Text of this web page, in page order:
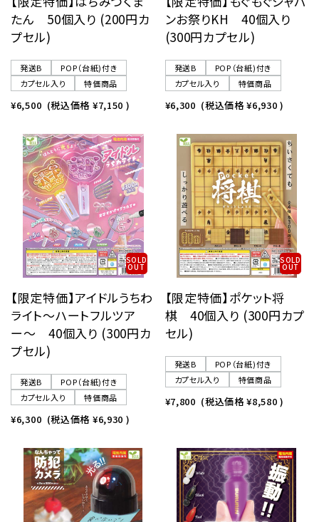
たん 50個入り (200円カ
プセル)
発送B
POP（台紙)付き
カプセル入り
特価商品
¥6,500 (税込価格 ¥7,150 )
ンお祭りKH 40個入り
(300円カプセル)
発送B
POP（台紙)付き
カプセル入り
特価商品
¥6,300 (税込価格¥6,930 )
SOLD
OUT
【限定特価】アイドルうちわ
ライト〜ハートフルツア
ー〜 40個入り (300円カ
プセル)
発送B
POP（台紙)付き
カプセル入り
特価商品
¥6,300 (税込価格 ¥6,930 )
SOLD
OUT
【限定特価】ポケット将
棋 40個入り (300円カプ
セル)
発送B
POP（台紙)付き
カプセル入り
特価商品
¥7,800 (税込価格¥8,580 )